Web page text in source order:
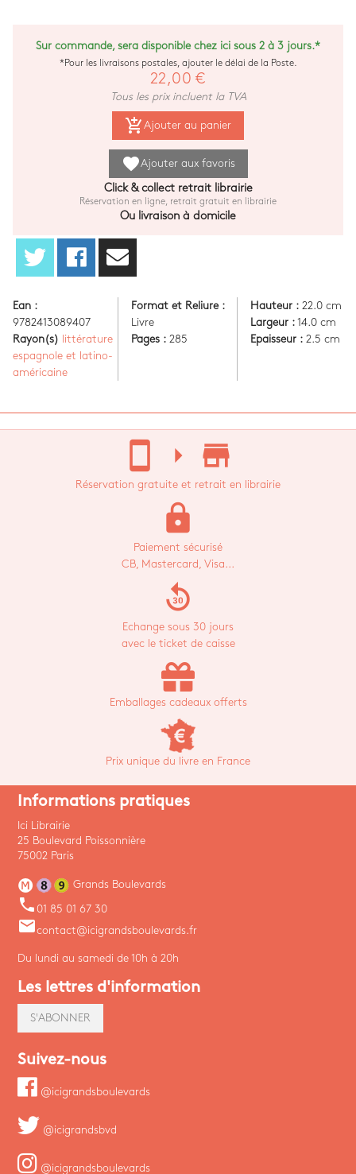
Sur commande, sera disponible chez ici sous 2 à 3 jours.*
*Pour les livraisons postales, ajouter le délai de la Poste.
22,00 €
Tous les prix incluent la TVA
add_shopping_cart Ajouter au panier
favoriteAjouter aux favoris
Click & collect retrait librairie
Réservation en ligne, retrait gratuit en librairie
Ou livraison à domicile
Ean :
9782413089407
Rayon(s)
littérature
espagnole et latino-
américaine
Format et Reliure :
Livre
Pages : 285
Hauteur :22.0 cm
Largeur :14.0 cm
Epaisseur :2.5 cm
stay_current_portrait arrow_right store_mall_directory
Réservation gratuite et retrait en librairie
lock
Paiement sécurisé
CB, Mastercard, Visa...
replay_30
Echange sous 30 jours
avec le ticket de caisse
Emballages cadeaux offerts
Prix unique du livre en France
Informations pratiques
Ici Librairie
25 Boulevard Poissonnière
75002 Paris
Grands Boulevards
phone 01 85 01 67 30
emailcontact@icigrandsboulevards.fr
Du lundi au samedi de 10h à 20h
Les lettres d'information
S'ABONNER
Suivez-nous
@icigrandsboulevards
@icigrandsbvd
@icigrandsboulevards